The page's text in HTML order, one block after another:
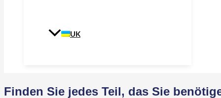
UK
Finden Sie jedes Teil, das Sie